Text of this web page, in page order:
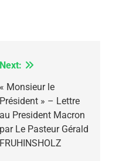
Next:
« Monsieur le
Président » – Lettre
au President Macron
par Le Pasteur Gérald
FRUHINSHOLZ
la plus
selon le
contre